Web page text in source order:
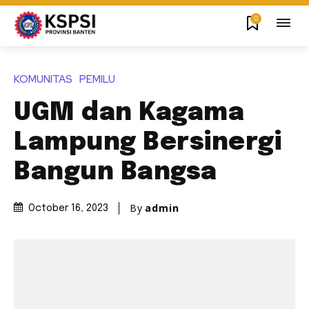
0
KOMUNITAS PEMILU
UGM dan Kagama
Lampung Bersinergi
Bangun Bangsa
October 16, 2023 By admin